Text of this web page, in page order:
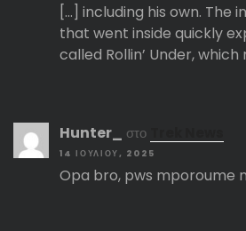
[…] including his own. The
that went inside quickly
called Rollin’ Under, which
Hunter_ στο
14 ΙΟΥΛΊΟΥ, 2025
Opa bro, pws mporoume